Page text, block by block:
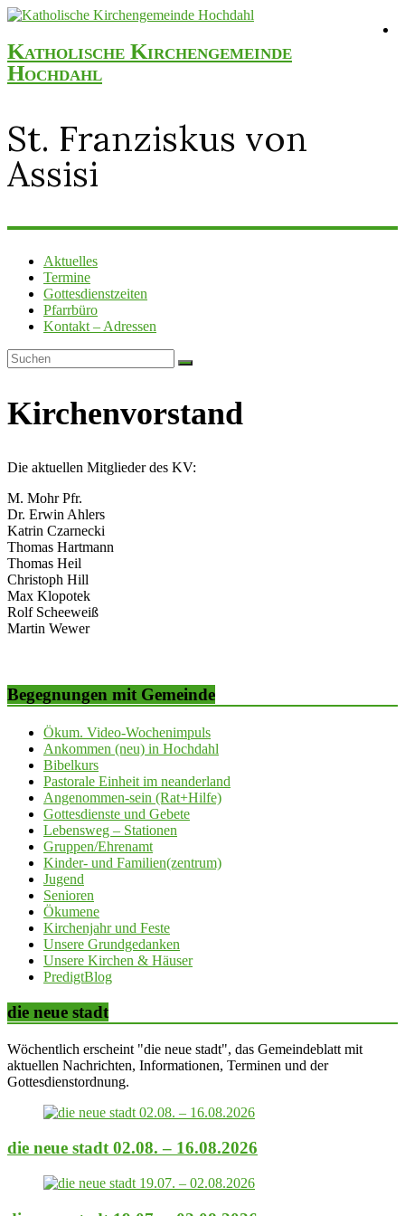
Katholische Kirchengemeinde
Hochdahl
St. Franziskus von
Assisi
Aktuelles
Termine
Gottesdienstzeiten
Pfarrbüro
Kontakt – Adressen
Kirchenvorstand
Die aktuellen Mitglieder des KV:
M. Mohr Pfr.
Dr. Erwin Ahlers
Katrin Czarnecki
Thomas Hartmann
Thomas Heil
Christoph Hill
Max Klopotek
Rolf Scheeweiß
Martin Wewer
Begegnungen mit Gemeinde
Ökum. Video-Wochenimpuls
Ankommen (neu) in Hochdahl
Bibelkurs
Pastorale Einheit im neanderland
Angenommen-sein (Rat+Hilfe)
Gottesdienste und Gebete
Lebensweg – Stationen
Gruppen/Ehrenamt
Kinder- und Familien(zentrum)
Jugend
Senioren
Ökumene
Kirchenjahr und Feste
Unsere Grundgedanken
Unsere Kirchen & Häuser
PredigtBlog
die neue stadt
Wöchentlich erscheint "die neue stadt", das Gemeindeblatt mit
aktuellen Nachrichten, Informationen, Terminen und der
Gottesdienstordnung.
die neue stadt 02.08. – 16.08.2026